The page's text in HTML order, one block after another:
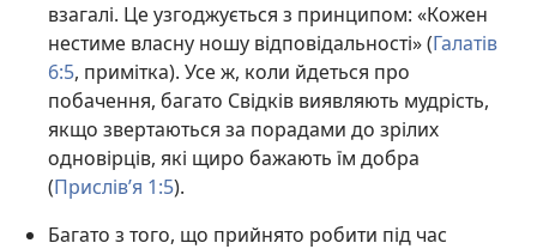
взагалі. Це узгоджується з принципом: «Кожен
нестиме власну ношу відповідальності» (Галатів
6:5, примітка). Усе ж, коли йдеться про
побачення, багато Свідків виявляють мудрість,
якщо звертаються за порадами до зрілих
одновірців, які щиро бажають їм добра
(Прислів’я 1:5).
Багато з того, що прийнято робити під час